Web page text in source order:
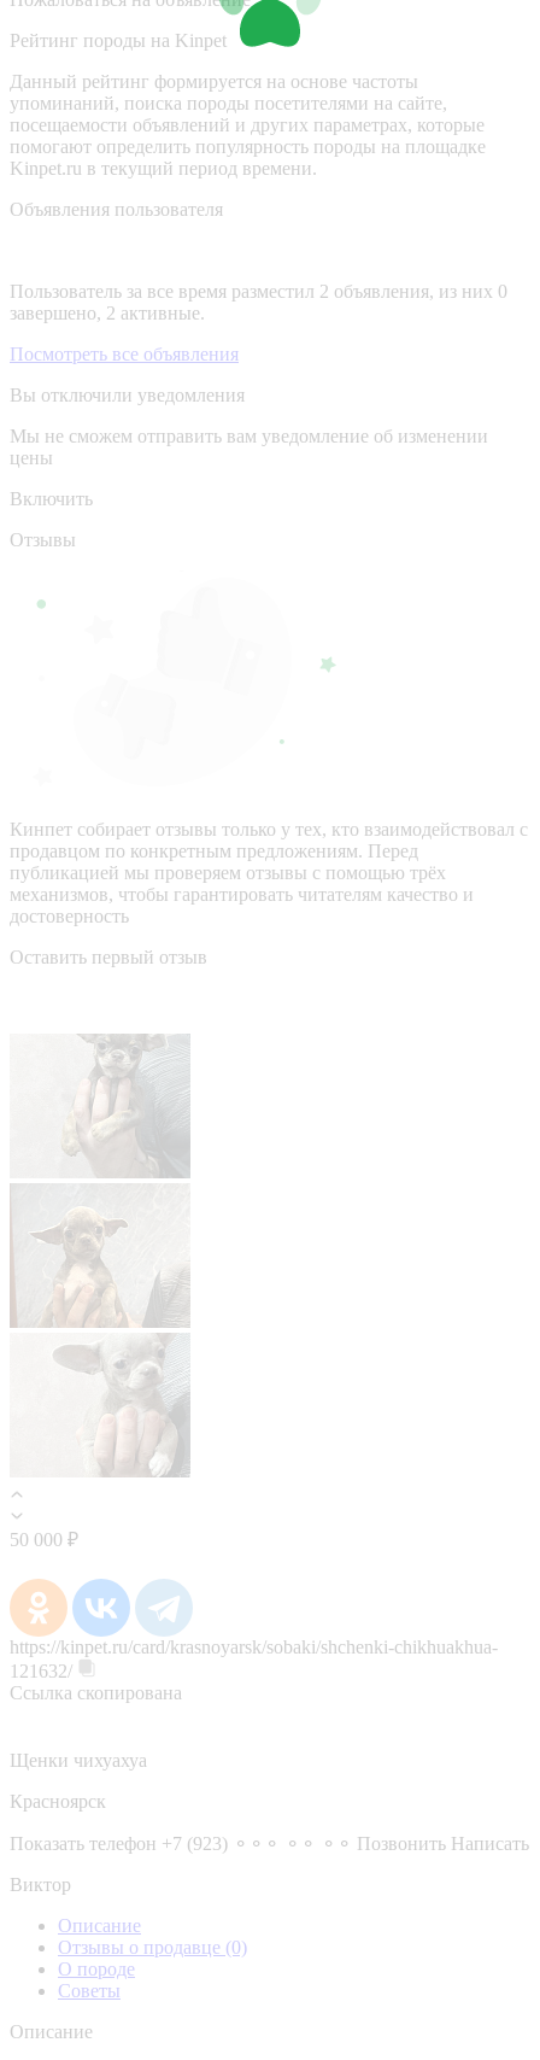
Рейтинг породы на Kinpet
Данный рейтинг формируется на основе частоты
упоминаний, поиска породы посетителями на сайте,
посещаемости объявлений и других параметрах, которые
помогают определить популярность породы на площадке
Kinpet.ru в текущий период времени.
Объявления пользователя
Пользователь за все время разместил 2 объявления, из них 0
завершено, 2 активные.
Посмотреть все объявления
Вы отключили уведомления
Мы не сможем отправить вам уведомление об изменении
цены
Включить
Отзывы
Кинпет собирает отзывы только у тех, кто взаимодействовал с
продавцом по конкретным предложениям. Перед
публикацией мы проверяем отзывы с помощью трёх
механизмов, чтобы гарантировать читателям качество и
достоверность
Оставить первый отзыв
50 000 ₽
https://kinpet.ru/card/krasnoyarsk/sobaki/shchenki-chikhuakhua-
121632/
Ссылка скопирована
Щенки чихуахуа
Красноярск
Показать телефон +7 (923) ⚬⚬⚬ ⚬⚬ ⚬⚬ Позвонить Написать
Виктор
Описание
Отзывы о продавце (0)
О породе
Советы
Описание